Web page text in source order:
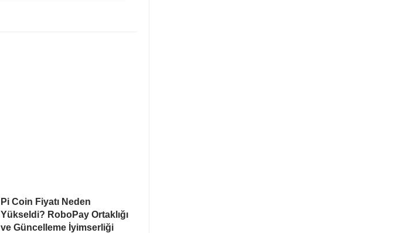
Pi Coin Fiyatı Neden
Yükseldi? RoboPay Ortaklığı
ve Güncelleme İyimserliği